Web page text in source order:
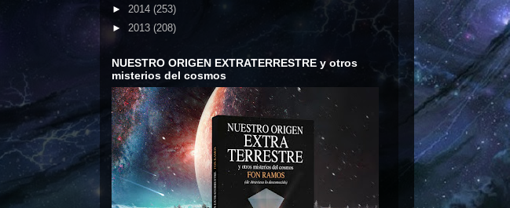
► 2014 (253)
► 2013 (208)
NUESTRO ORIGEN EXTRATERRESTRE y otros
misterios del cosmos